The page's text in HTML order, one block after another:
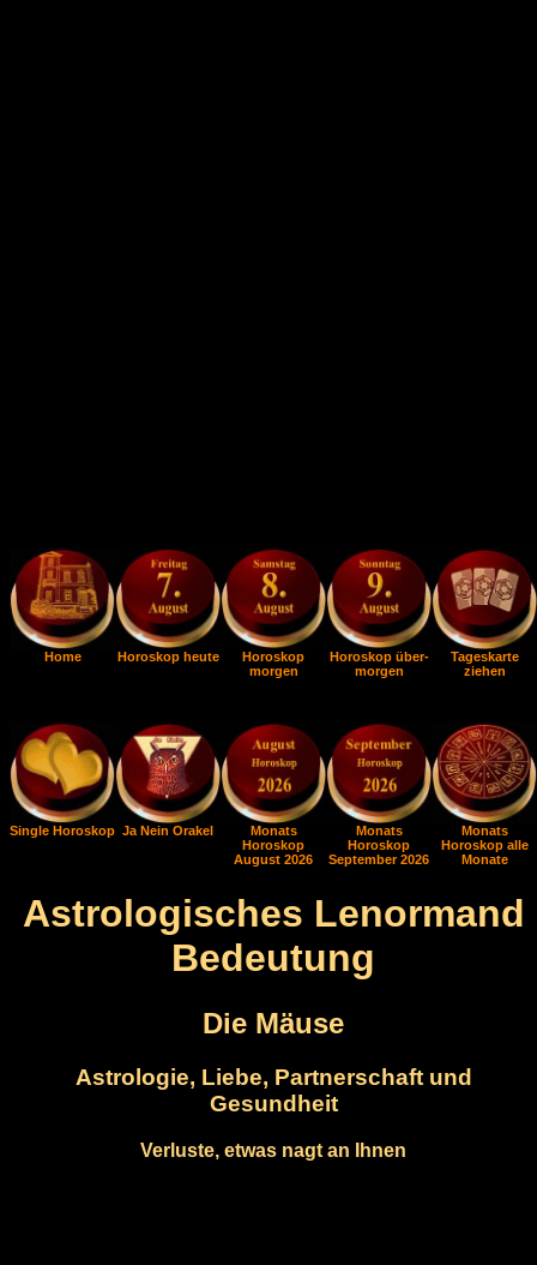
Home Horoskop heute
Horoskop
morgen
Horoskop über-
morgen
Tageskarte
ziehen
Single Horoskop Ja Nein Orakel
Monats
Horoskop
August 2026
Monats
Horoskop
September 2026
Monats
Horoskop alle
Monate
Astrologisches Lenormand
Bedeutung
Die Mäuse
Astrologie, Liebe, Partnerschaft und
Gesundheit
Verluste, etwas nagt an Ihnen